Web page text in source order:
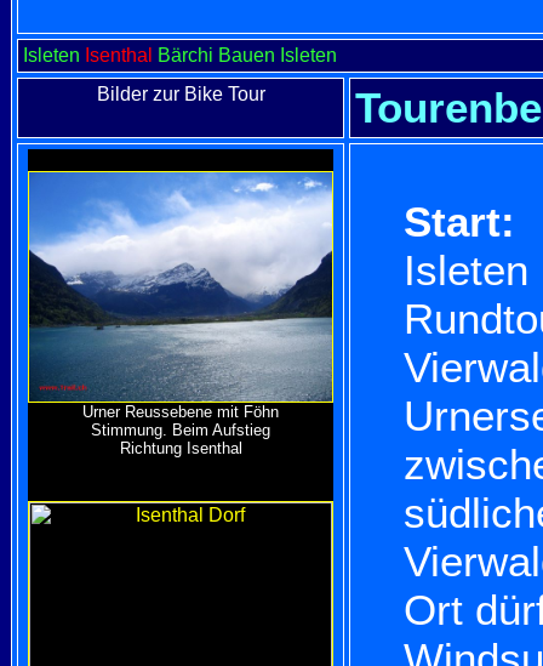
Isleten Isenthal
Bärchi Bauen Isleten
Bilder zur Bike Tour
Urner Reussebene mit Föhn
Stimmung. Beim Aufstieg
Richtung Isenthal
Start:
Isleten
Ort